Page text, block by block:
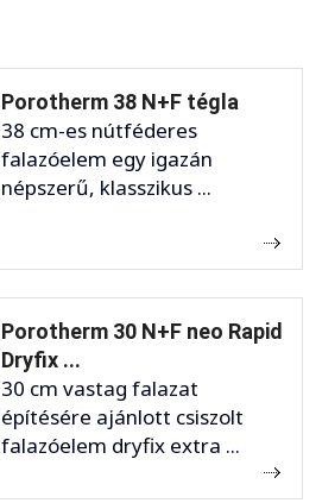
Porotherm 38 N+F tégla
38 cm-es nútféderes
falazóelem egy igazán
népszerű, klasszikus ...
Porotherm 30 N+F neo Rapid
Dryfix ...
30 cm vastag falazat
építésére ajánlott csiszolt
falazóelem dryfix extra ...